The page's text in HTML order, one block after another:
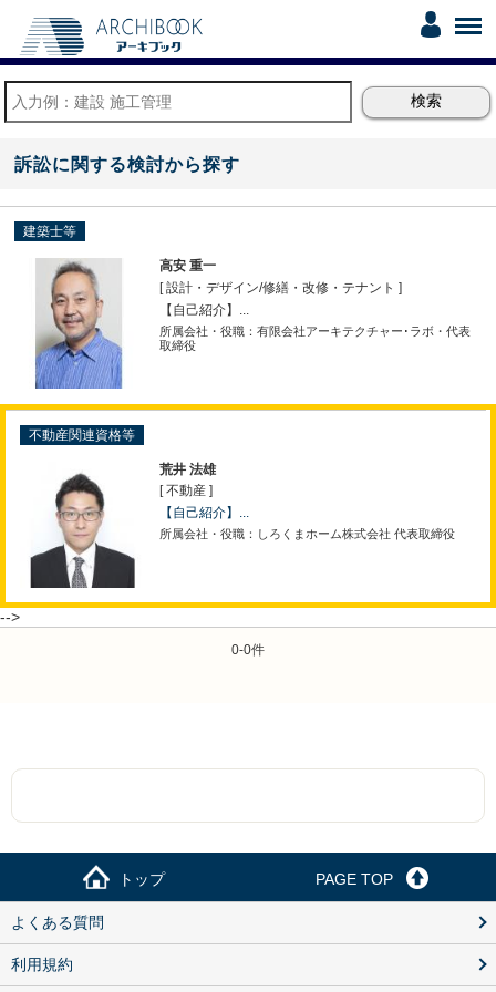
訴訟に関する検討から探す
建築士等
高安 重一
[ 設計・デザイン/修繕・改修・テナント ]
【自己紹介】...
所属会社・役職：有限会社アーキテクチャー･ラボ・代表
取締役
不動産関連資格等
荒井 法雄
[ 不動産 ]
【自己紹介】...
所属会社・役職：しろくまホーム株式会社 代表取締役
-->
0-0件
トップ PAGE TOP
よくある質問
利用規約